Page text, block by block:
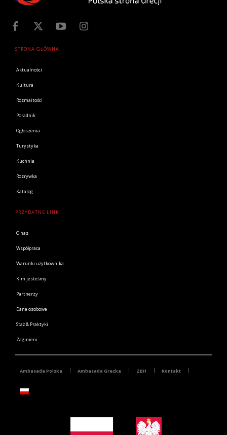
STRONA GŁÓWNA
Aktualności
Kultura
Rozmaitości
Poradnik
Ogłoszenia
Turystyka
Kuchnia
Rozrywka
Katalog
PRZYDATNE LINKI
O nas
Współpraca
Warunki użytkownika
Kim jesteśmy
Partnerzy
Dane osobowe
Staż & Praktyki
Zaginieni
Ambasada Polska Ambasada Grecka ZBH Kontakt